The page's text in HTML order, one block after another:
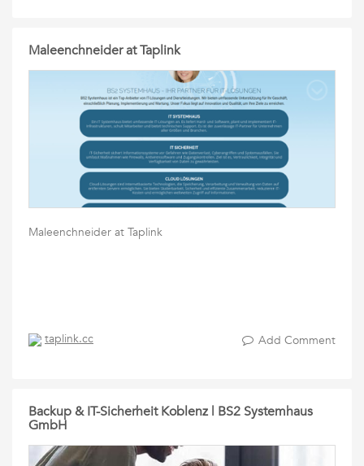
Maleenchneider at Taplink
Maleenchneider at Taplink
taplink.cc Add Comment
Backup & IT-Sicherheit Koblenz | BS2 Systemhaus
GmbH